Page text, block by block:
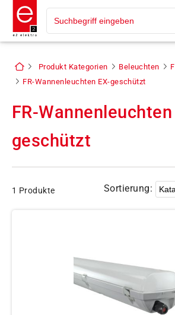
Produkt Kategorien Beleuchten
FR-Wannenleuchten EX-geschützt
FR-Wannenleuchten
geschützt
1 Produkte Sortierung: